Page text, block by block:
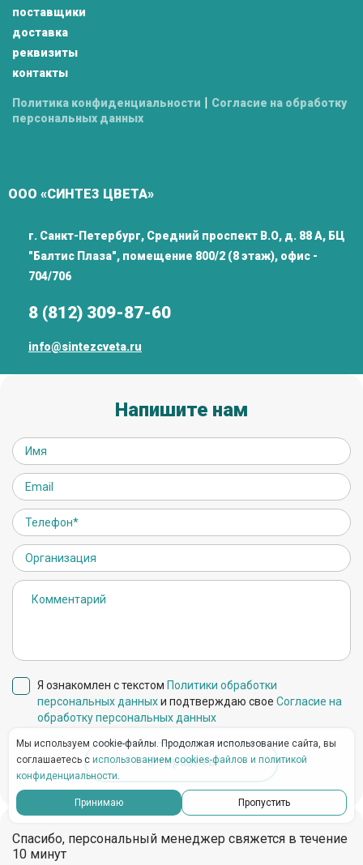
ООО «СИНТЕЗ ЦВЕТА»
г. Санкт-Петербург, Средний проспект В.О, д. 88 А, БЦ
"Балтис Плаза", помещение 800/2 (8 этаж), офис -
704/706
8 (812) 309-87-60
info@sintezcveta.ru
поставщики
доставка
реквизиты
контакты
Политика конфиденциальности | Согласие на обработку
персональных данных
Напишите нам
Я ознакомлен с текстом Политики обработки
персональных данныхи подтверждаю свое Согласие на
обработку персональных данных
Спасибо, персональный менеджер свяжется в течение
10 минут
Мы используем cookie-файлы. Продолжая использование сайта, вы
соглашаетесь сиспользованием cookies-файлов и политикой
конфиденциальности.
Принимаю Пропустить